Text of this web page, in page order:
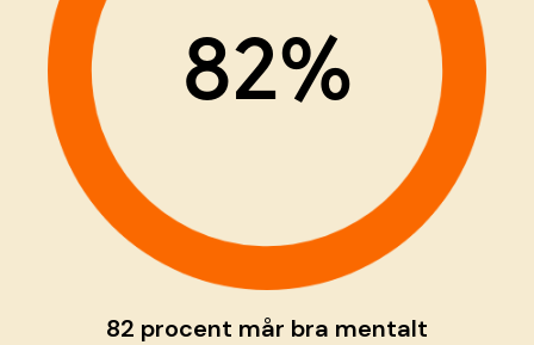
82%
82 procent mår bra mentalt